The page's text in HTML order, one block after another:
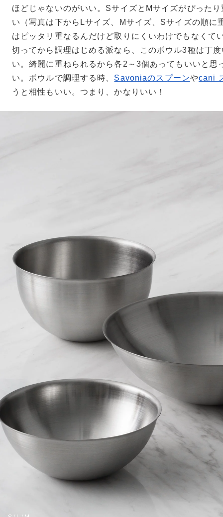
ほどじゃないのがいい。SサイズとMサイズがぴった
い（写真は下からLサイズ、Mサイズ、Sサイズの順に
はピッタリ重なるんだけど取りにくいわけでもなくて
切ってから調理はじめる派なら、このボウル3種は丁
い。綺麗に重ねられるから各2～3個あってもいいと思
い。ボウルで調理する時、 Savoniaのスプーンやcani
うと相性もいい。つまり、かなりいい！